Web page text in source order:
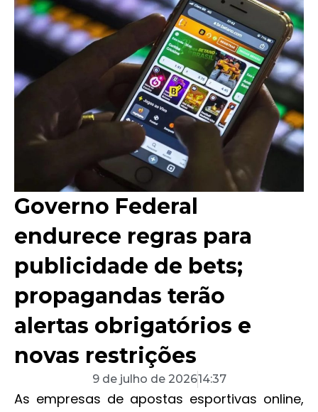
Governo Federal
endurece regras para
publicidade de bets;
propagandas terão
alertas obrigatórios e
novas restrições
9 de julho de 202614:37
As empresas de apostas esportivas online,